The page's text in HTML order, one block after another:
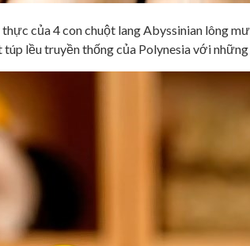
của 4 con chuột lang Abyssinian lông
lều truyền thống của Polynesia với